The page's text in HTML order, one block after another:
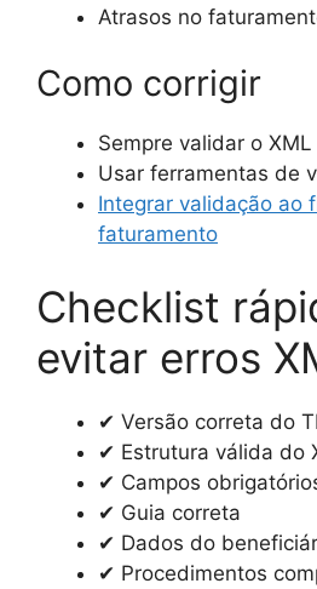
Atrasos no
Como corrigir
Sempre validar o
Usar ferramentas de
Integrar validação ao
faturamento
Checklist
evitar erros
✔ Versão correta do
✔ Estrutura válida do
✔ Campos
✔ Guia correta
✔ Dados do
✔ Procedimentos